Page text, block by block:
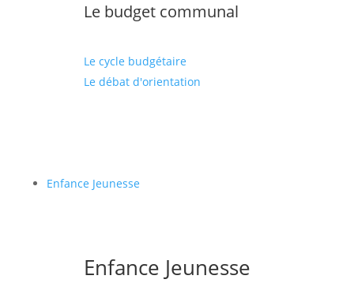
Le budget communal
Le cycle budgétaire
Le débat d'orientation
Enfance Jeunesse
Enfance Jeunesse